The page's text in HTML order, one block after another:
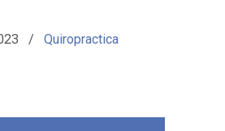
/ Quiropractica